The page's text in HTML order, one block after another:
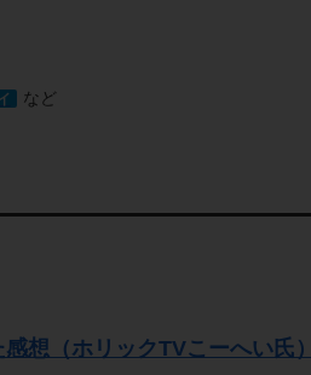
など
感想 （ホリックTVこーへい氏）